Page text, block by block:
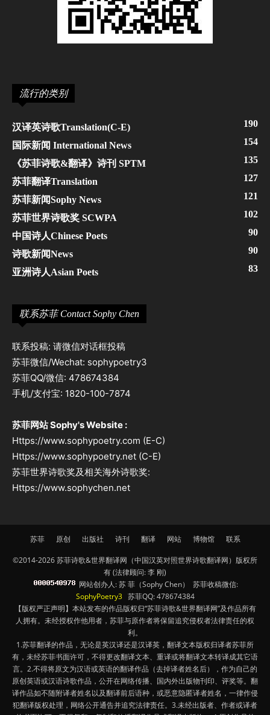
流行的类别
汉译英诗歌Translation(C-E) 190
国际新闻 International News 154
《苏菲诗歌&翻译》诗刊 SPTM 135
苏菲翻译Translation 127
苏菲新闻Sophy News 121
苏菲世界诗歌奖 SCWPA 102
中国诗人Chinese Poets 90
诗歌新闻News 90
亚洲诗人Asian Poets 83
联系苏菲 Contact Sophy Chen
联系投稿: 请微信对话框投稿
苏菲微信/Wechat: sophypoetry3
苏菲QQ/微信: 478674384
手机/支付宝: 1820-100-7874
苏菲网站 Sophy's Website :
Https://www.sophypoetry.com (E-C)
Https://www.sophypoetry.net (C-E)
苏菲世界诗歌奖及相关海外诗歌奖:
Https://www.sophychen.net
苏菲 原创 出版社 诗刊 翻译 网站 博物馆 联系
©2014-2026 苏菲诗歌&世界翻译网（中国汉英对照世界诗歌翻译网）版权所
有 (法律顾问: 李 刚)
网站创办人: 苏 菲（Sophy Chen） 苏菲收稿微信:
SophyPoetry3苏菲QQ: 478674384
【版权严正声明】本站发布的作品版权归“苏菲诗歌&世界翻译网”及作品所有
人拥有。未经授权作他用者，苏菲与原作者将保留追究侵权者法律责任的权
利。
1.苏菲翻译的作品，无论是英汉译还是汉译英，翻译文本版权归译者苏菲所
有，未经苏菲书面许可，不得更改翻译文本、重译或将翻译文本转译成其它语
言。2.不得将原文为汉语或英语的翻译作品（去掉译者姓名后），作为自己的
原创英语或汉语诗歌作品，公开在网络传播、国内外出版物刊印、评奖等。翻
译作品如不随附译者姓名以及翻译前后语种，或恶意隐匿译者姓名，一律作侵
犯翻译版权处理，网络公开通告并追究法律责任。3.未经出版者、作者或译者